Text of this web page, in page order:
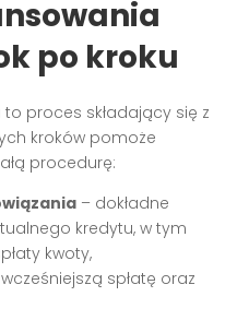
po kroku
to proces składający się z
kroków pomoże
procedurę:
– dokładne
kredytu, w tym
kwoty,
spłatę oraz